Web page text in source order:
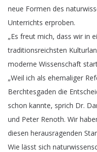
neue Formen des
Unterrichts erproben.
„Es freut mich, dass wir in
traditionsreichsten
moderne Wissenschaft
„Weil ich als ehemaliger
Berchtesgaden die
schon kannte, sprich Dr.
und Peter Renoth. Wir
diesen herausragenden
Wie lässt sich